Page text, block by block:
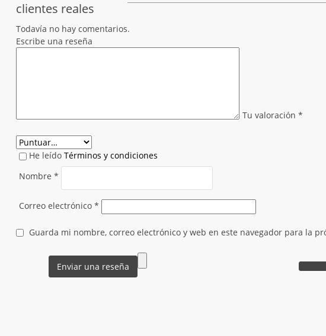
clientes reales
Todavía no hay comentarios.
Escribe una reseña
Tu valoración *
He leído Términos y condiciones
Nombre *
Correo electrónico *
Guarda mi nombre, correo electrónico y web en este navegador para la